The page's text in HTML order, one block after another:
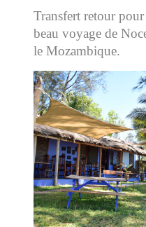
Transfert retour
beau voyage de
le Mozambique.